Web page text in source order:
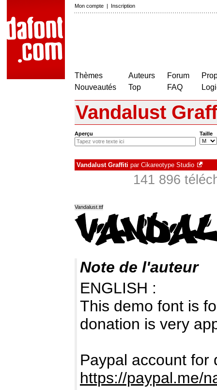
Mon compte | Inscription
Thèmes
Nouveautés
Auteurs
Top
Forum
FAQ
Vandalust
Aperçu Taille
Vandalust Graffiti par Cikareotype Studio
141 896
Vandalust.ttf
Note de l'auteur
ENGLISH :
This demo font is
donation is very
Paypal account for
https://paypal.me/